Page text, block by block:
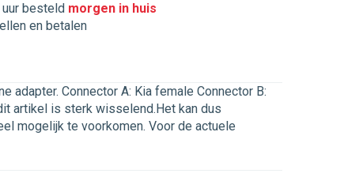
besteld morgen in huis
en betalen
adapter. Connector A: Kia female Connector B:
artikel is sterk wisselend.Het kan dus
mogelijk te voorkomen. Voor de actuele